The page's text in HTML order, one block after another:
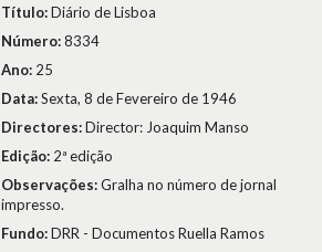
Título:Diário de Lisboa
Número:8334
Ano: 25
Data:Sexta, 8 de Fevereiro de 1946
Directores:Director: Joaquim Manso
Edição: 2ª edição
Observações:Gralha no número de jornal
impresso.
Fundo:DRR - Documentos Ruella Ramos